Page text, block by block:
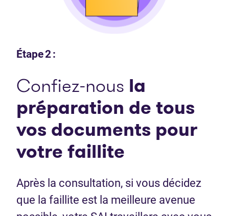
Étape 2 :
Confiez-nous la
préparation de tous
vos documents pour
votre faillite
Après la consultation, si vous décidez
que la faillite est la meilleure avenue